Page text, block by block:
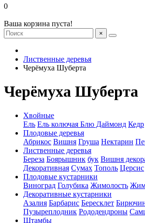
0
Ваша корзина пуста!
×
Лиственные деревья
Черёмуха Шуберта
Черёмуха Шуберта
Хвойные
Ель Ель колючая Блю Даймонд Кедр
Плодовые деревья
Абрикос Вишня Груша Нектарин
Лиственные деревья
Береза Боярышник бук Вишня
Декоративная Сумах Тополь Церсис
Плодовые кустарники
Виноград Голубика Жимолость
Декоративные кустарники
Азалия Барбарис Бересклет
Пузыреплодник Рододендроны
Штамбы